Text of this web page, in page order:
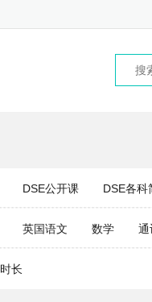
DSE公开课 DSE各科
英国语文 数学 通
时长